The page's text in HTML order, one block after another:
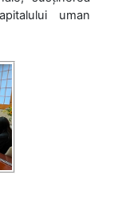
uman